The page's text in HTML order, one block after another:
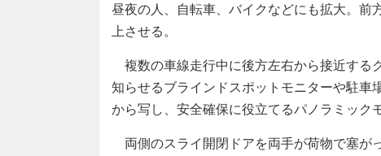
昼夜の人、自転車、バイクなどにも拡大。前
上させる。
複数の車線走行中に後方左右から接近する
知らせるブラインドスポットモニターや駐車
から写し、安全確保に役立てるパノラミック
両側のスライ開閉ドアを両手が荷物で塞が